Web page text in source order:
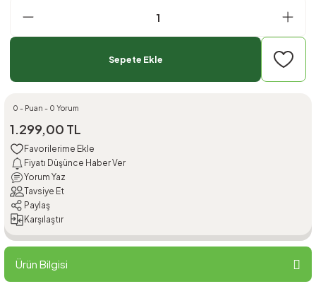
Sepete Ekle
0 - Puan - 0 Yorum
1.299,00 TL
Fiyatı Düşünce Haber Ver
Yorum Yaz
Tavsiye Et
Paylaş
Karşılaştır
Ürün Bilgisi